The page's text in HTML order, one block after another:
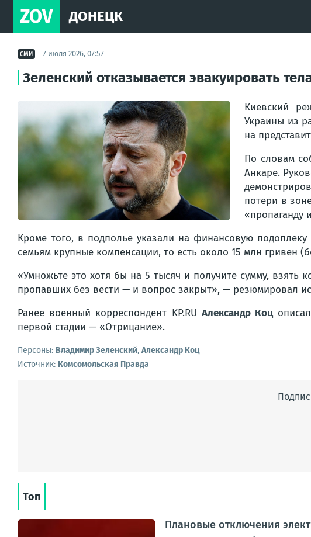
ZOV ДОНЕЦК
СМИ 7 июля 2026, 07:57
Зеленский отказывается эвакуировать
Киевский
Украины из
на
По словам
Анкаре.
потери в
«пропаганду
Кроме того, в подполье указали на финансовую
семьям крупные компенсации, то есть около 15 млн гривен
«Умножьте это хотя бы на 5 тысяч и получите сумму, взять
пропавших без вести — и вопрос закрыт», — резюмировал
Ранее военный корреспондент KP.RU Александр Коцописал
первой стадии — «Отрицание».
Персоны: Владимир Зеленский, Александр Коц
Источник: Комсомольская Правда
Топ
Плановые отключения